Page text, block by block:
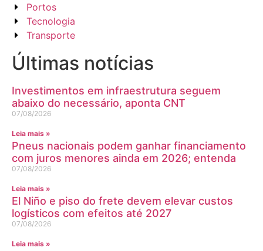
Portos
Tecnologia
Transporte
Últimas notícias
Investimentos em infraestrutura seguem
abaixo do necessário, aponta CNT
07/08/2026
Leia mais »
Pneus nacionais podem ganhar financiamento
com juros menores ainda em 2026; entenda
07/08/2026
Leia mais »
El Niño e piso do frete devem elevar custos
logísticos com efeitos até 2027
07/08/2026
Leia mais »